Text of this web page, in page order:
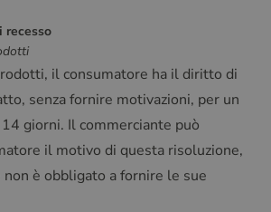
il consumatore ha il diritto di
senza fornire motivazioni, per un
giorni. Il commerciante può
il motivo di questa risoluzione,
è obbligato a fornire le sue